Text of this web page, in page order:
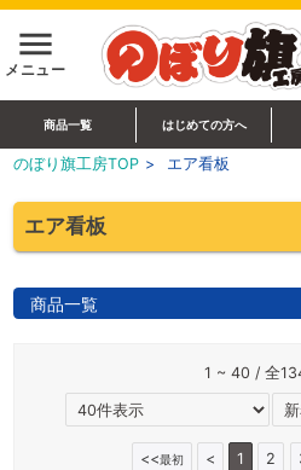
menu
メニュー
商品一覧 はじめての方へ
のぼり旗工房TOP > エア看板
エア看板
商品一覧
1 ~ 40 / 全
<<最初 < 1 2